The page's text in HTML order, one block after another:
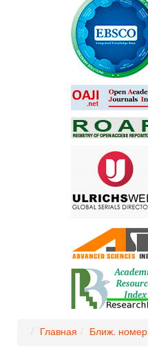
Главная Ближ. номер